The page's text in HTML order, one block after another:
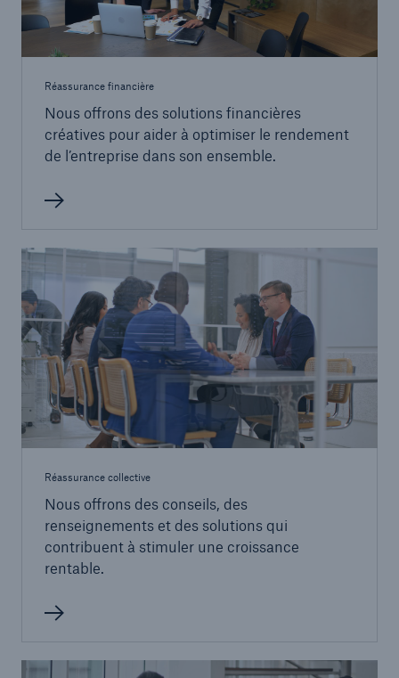
Réassurance financière
Nous offrons des solutions financières
créatives pour aider à optimiser le rendement
de l’entreprise dans son ensemble.
Réassurance collective
Nous offrons des conseils, des
renseignements et des solutions qui
contribuent à stimuler une croissance
rentable.